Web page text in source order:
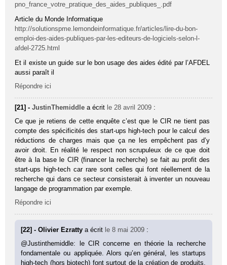
pno_france_votre_pratique_des_aides_publiques_.pdf
Article du Monde Informatique
http://solutionspme.lemondeinformatique.fr/articles/lire-du-bon-
emploi-des-aides-publiques-par-les-editeurs-de-logiciels-selon-l-
afdel-2725.html
Et il existe un guide sur le bon usage des aides édité par l’AFDEL
aussi paraît il
Répondre ici
[21] -JustinThemiddle a écrit le 28 avril 2009 :
Ce que je retiens de cette enquête c’est que le CIR ne tient pas
compte des spécificités des start-ups high-tech pour le calcul des
réductions de charges mais que ça ne les empêchent pas d’y
avoir droit. En réalité le respect non scrupuleux de ce que doit
être à la base le CIR (financer la recherche) se fait au profit des
start-ups high-tech car rare sont celles qui font réellement de la
recherche qui dans ce secteur consisterait à inventer un nouveau
langage de programmation par exemple.
Répondre ici
[22] - Olivier Ezrattya écrit le 8 mai 2009 :
@Justinthemiddle: le CIR concerne en théorie la recherche
fondamentale ou appliquée. Alors qu’en général, les startups
high-tech (hors biotech) font surtout de la création de produits,